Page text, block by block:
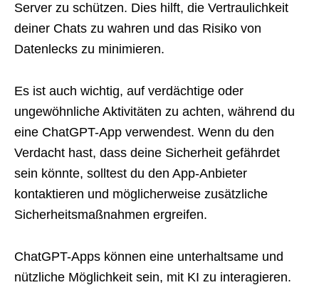
Server zu schützen. Dies hilft, die Vertraulichkeit
deiner Chats zu wahren und das Risiko von
Datenlecks zu minimieren.
Es ist auch wichtig, auf verdächtige oder
ungewöhnliche Aktivitäten zu achten, während du
eine ChatGPT-App verwendest. Wenn du den
Verdacht hast, dass deine Sicherheit gefährdet
sein könnte, solltest du den App-Anbieter
kontaktieren und möglicherweise zusätzliche
Sicherheitsmaßnahmen ergreifen.
ChatGPT-Apps können eine unterhaltsame und
nützliche Möglichkeit sein, mit KI zu interagieren.